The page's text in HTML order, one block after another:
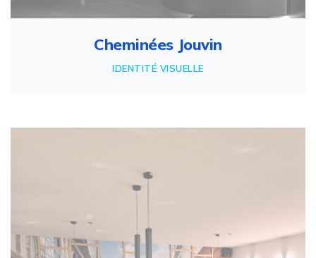
Cheminées Jouvin
IDENTITÉ VISUELLE